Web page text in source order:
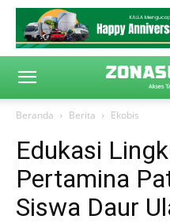
Beranda Berita Ekobis
Edukasi
Pertamina
Siswa Daur